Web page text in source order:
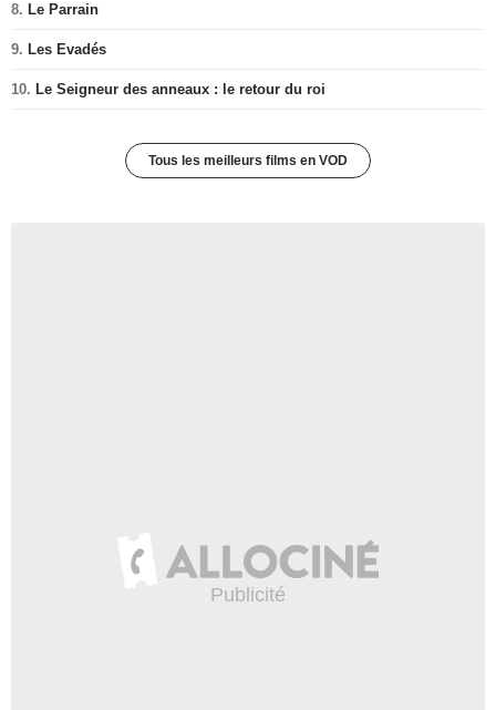
8. Le Parrain
9. Les Evadés
10. Le Seigneur des anneaux : le retour du roi
Tous les meilleurs films en VOD